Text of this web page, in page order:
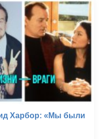
Харбор: «Мы были